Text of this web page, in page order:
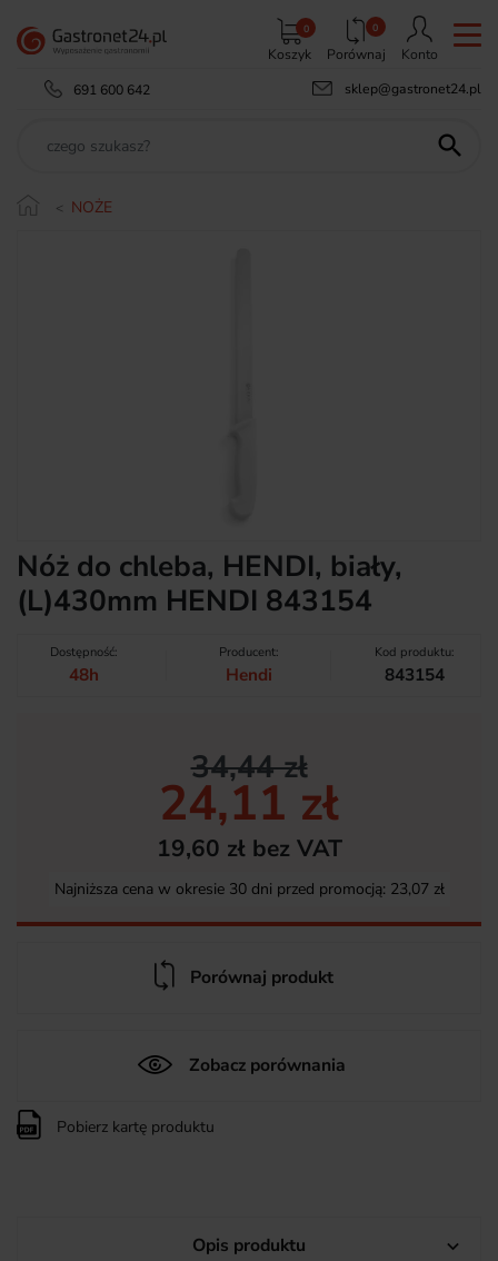
Koszyk
0 0
Porównaj
Konto
691 600 642
sklep@gastronet24.pl

NOŻE
Nóż do chleba, HENDI, biały,
(L)430mm HENDI 843154
Dostępność:
48h
Producent:
Hendi
Kod produktu:
843154
34,44 zł
24,11 zł
19,60 zł bez VAT
Najniższa cena w okresie 30 dni przed promocją: 23,07 zł
Porównaj produkt
Zobacz porównania
Pobierz kartę produktu
Opis produktu 